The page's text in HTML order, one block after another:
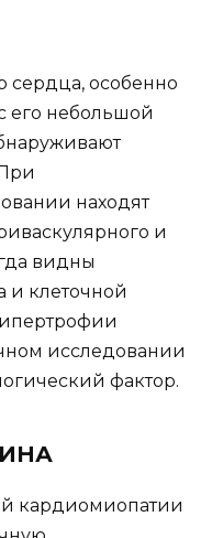
сердца, особенно
его небольшой
находят
и
видны
и клеточной
исследовании
фактор.
кардиомиопатии